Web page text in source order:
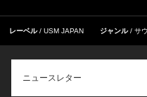
レーベル USM JAPAN ジャンル サ
ニュースレター